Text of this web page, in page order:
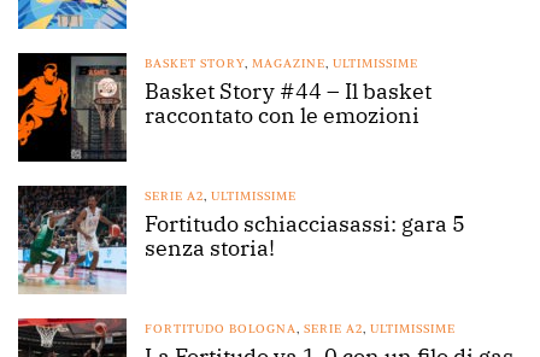
BASKET STORY, MAGAZINE, ULTIMISSIME
Basket Story #44 – Il basket
raccontato con le emozioni
SERIE A2, ULTIMISSIME
Fortitudo schiacciasassi: gara 5
senza storia!
FORTITUDO BOLOGNA, SERIE A2, ULTIMISSIME